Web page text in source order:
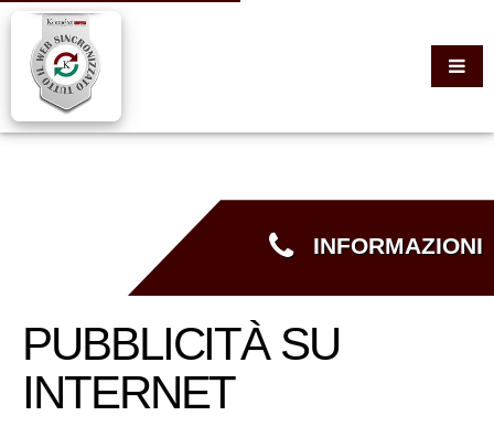
INFORMAZIONI
PUBBLICITÀ SU
INTERNET